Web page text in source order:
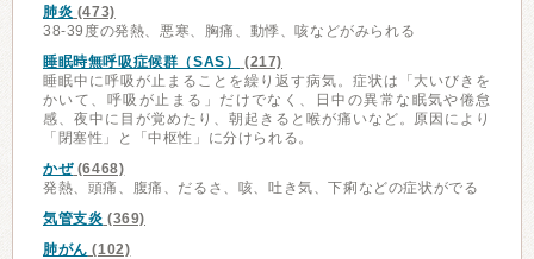
肺炎 (473)
38-39度の発熱、悪寒、胸痛、動悸、咳などがみられる
睡眠時無呼吸症候群（SAS）
(217)
睡眠中に呼吸が止まることを繰り返す病気。症状は「大いびきを
かいて、呼吸が止まる」だけでなく、日中の異常な眠気や倦怠
感、夜中に目が覚めたり、朝起きると喉が痛いなど。原因により
「閉塞性」と「中枢性」に分けられる。
かぜ(6468)
発熱、頭痛、腹痛、だるさ、咳、吐き気、下痢などの症状がでる
気管支炎 (369)
肺がん (102)